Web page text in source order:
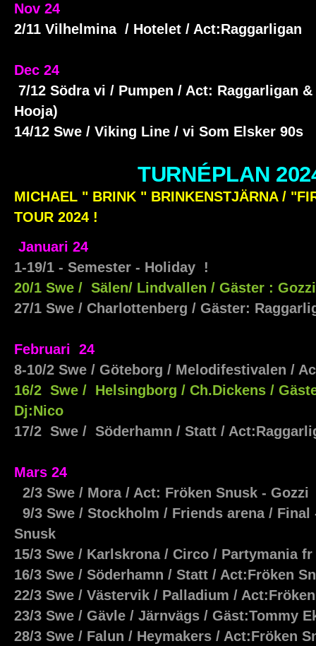
Nov 24
2/11 Vilhelmina / Hotelet / Act:Raggarligan
Dec 24
7/12 Södra vi / Pumpen / Act: Raggarligan
Hooja)
14/12 Swe / Viking Line / vi Som Elsker 90s
TURNÉPLAN
MICHAEL " BRINK " BRINKENSTJÄRNA /
TOUR 2024 !
Januari 24
1-19/1 - Semester - Holiday !
20/1 Swe / Sälen/ Lindvallen / Gäster :
27/1 Swe / Charlottenberg / Gäster:
Februari 24
8-10/2 Swe / Göteborg / Melodifestivalen /
16/2 Swe / Helsingborg / Ch.Dickens /
Dj:Nico
17/2 Swe / Söderhamn / Statt /
Mars 24
2/3 Swe / Mora / Act: Fröken Snusk - Gozzi
9/3 Swe / Stockholm / Friends arena / Final
Snusk
15/3 Swe / Karlskrona / Circo / Partymania
16/3 Swe / Söderhamn / Statt / Act:Fröken
22/3 Swe / Västervik / Palladium /
23/3 Swe / Gävle / Järnvägs / Gäst:Tommy
28/3 Swe / Falun / Heymakers / Act:Fröken